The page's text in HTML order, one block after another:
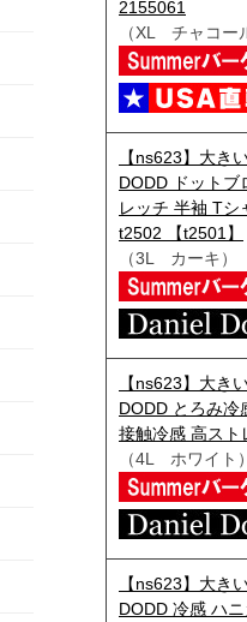
2155061
（XL チャコー
【ns623】大き
DODD ドットブ
レッチ 半袖 T
t2502 【t2501】
（3L カーキ）
【ns623】大き
DODD とろみ冷
接触冷感 高ス
（4L ホワイト
【ns623】大き
DODD 冷感 ハ